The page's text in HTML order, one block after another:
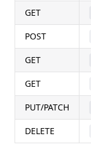
GET
POST
GET
GET
PUT/PATCH
DELETE